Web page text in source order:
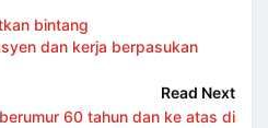
bintang
dan kerja berpasukan
Read Next
60 tahun dan ke atas di